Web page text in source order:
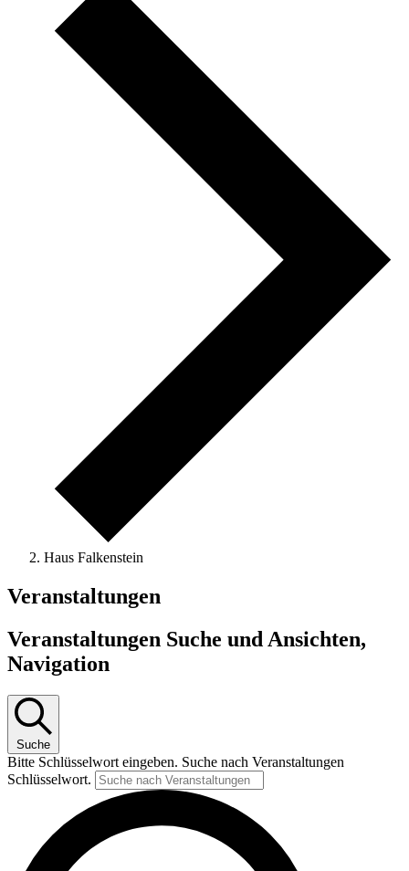
Haus Falkenstein
Veranstaltungen
Veranstaltungen Suche und Ansichten,
Navigation
Suche
Bitte Schlüsselwort eingeben. Suche nach Veranstaltungen
Schlüsselwort.